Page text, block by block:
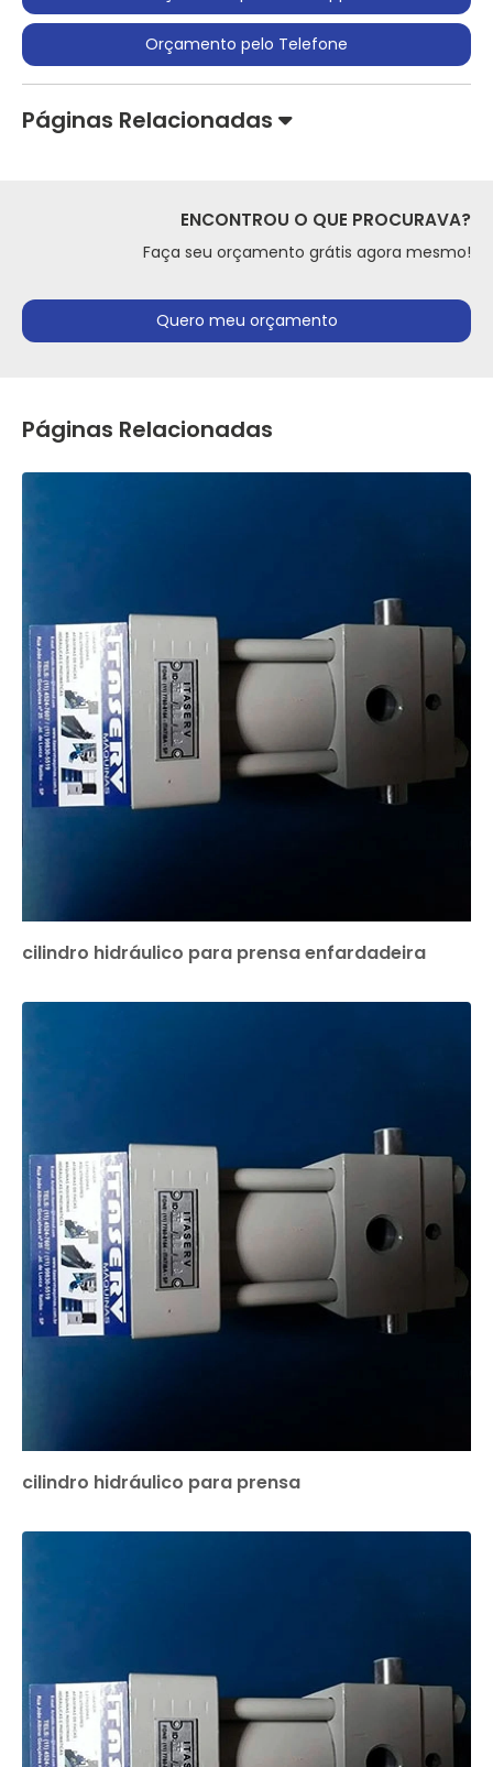
Orçamento pelo Telefone
Páginas Relacionadas
ENCONTROU O QUE PROCURAVA?
Faça seu orçamento grátis agora mesmo!
Quero meu orçamento
Páginas Relacionadas
cilindro hidráulico para prensa enfardadeira
cilindro hidráulico para prensa